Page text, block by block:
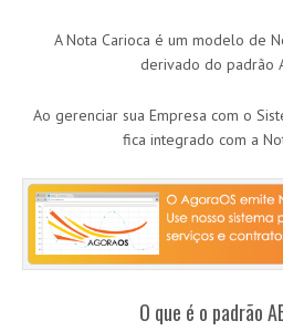
A Nota Carioca é um modelo de
derivado do padrão
Ao gerenciar sua Empresa com o
fica integrado com a
O que é o padrão